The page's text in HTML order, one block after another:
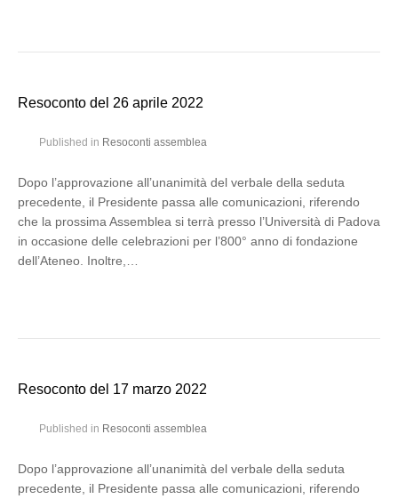
Resoconto del 26 aprile 2022
Published in Resoconti assemblea
Dopo l’approvazione all’unanimità del verbale della seduta
precedente, il Presidente passa alle comunicazioni, riferendo
che la prossima Assemblea si terrà presso l’Università di Padova
in occasione delle celebrazioni per l’800° anno di fondazione
dell’Ateneo. Inoltre,…
Resoconto del 17 marzo 2022
Published in Resoconti assemblea
Dopo l’approvazione all’unanimità del verbale della seduta
precedente, il Presidente passa alle comunicazioni, riferendo